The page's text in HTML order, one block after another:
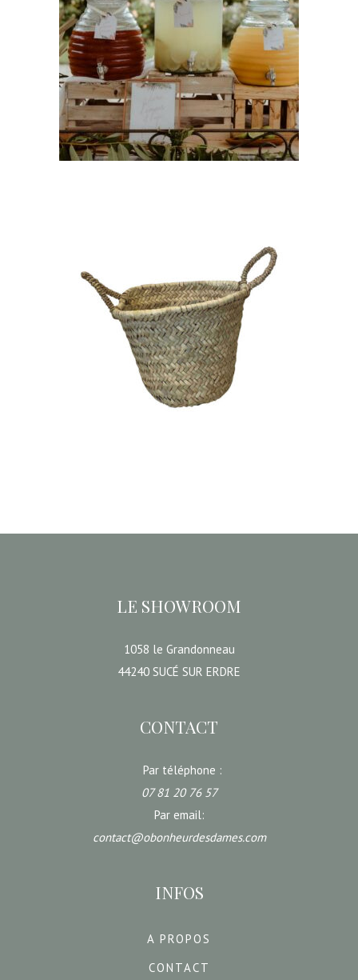
Bonbonne à Jus- Ruche 11
litres en verre avec robinet
18,00€
Panier Rond – Anse Petite
« Ryme »
6,80€
LE SHOWROOM
1058 le Grandonneau
44240 SUCÉ SUR ERDRE
CONTACT
Par téléphone :
07 81 20 76 57
Par email:
contact@obonheurdesdames.com
INFOS
A PROPOS
CONTACT